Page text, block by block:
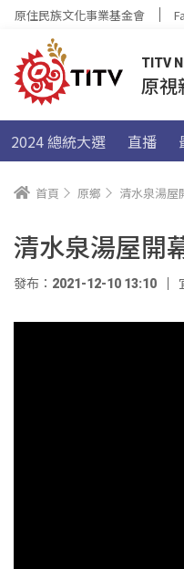
原住民族文化事業基金會
TITV
原視
2024 總統大選 直播
首頁 原鄉 清水泉湯屋
清水泉湯屋開
發布：2021-12-10 13:10